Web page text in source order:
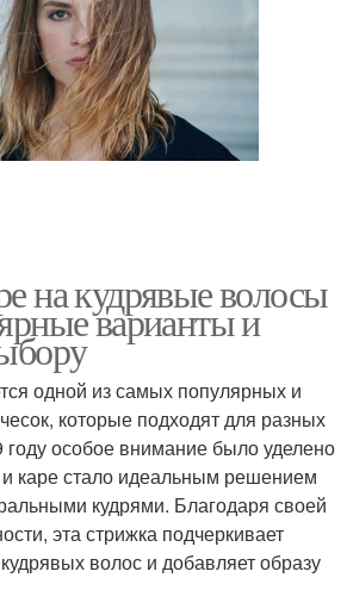
на кудрявые волосы
варианты и
одной из самых популярных и
которые подходят для разных
особое внимание было уделено
каре стало идеальным решением
кудрями. Благодаря своей
эта стрижка подчеркивает
волос и добавляет образу